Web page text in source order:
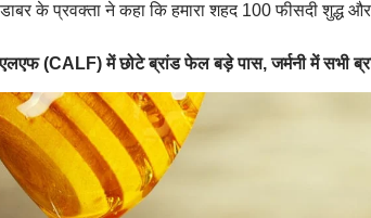
के प्रवक्ता ने कहा कि हमारा शहद 100 फीसदी शुद्ध
(CALF) में छोटे ब्रांड फेल बड़े पास, जर्मनी में सभी